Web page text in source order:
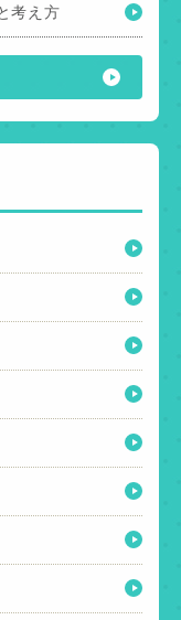
考え方